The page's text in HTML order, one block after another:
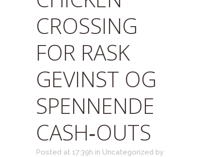
CROSSING
FOR RASK
GEVINST OG
SPENNENDE
CASH‑OUTS
Posted at 17:39h in Uncategorized by